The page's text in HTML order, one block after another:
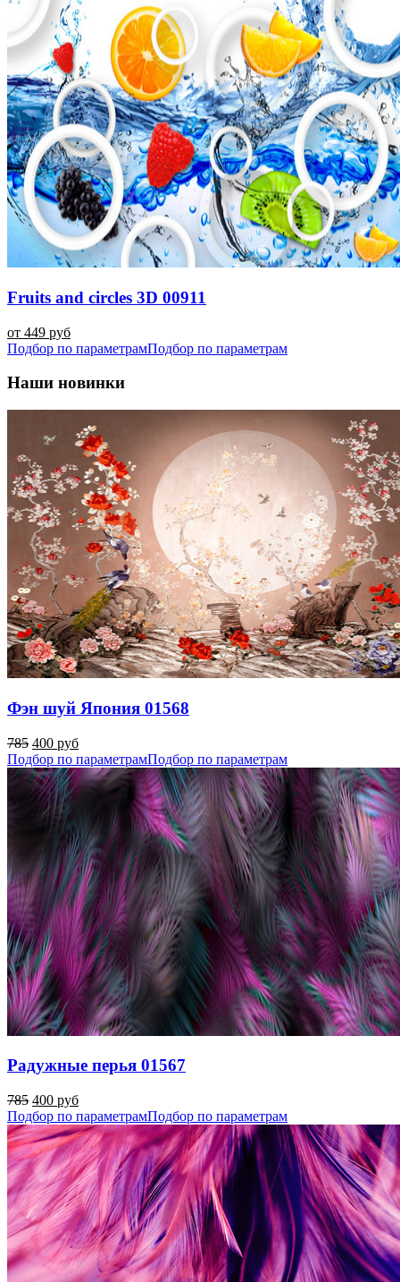
Fruits and circles 3D 00911
от 449 руб
Подбор по параметрамПодбор по параметрам
Наши новинки
Фэн шуй Япония 01568
785 400 руб
Подбор по параметрамПодбор по параметрам
Радужные перья 01567
785 400 руб
Подбор по параметрамПодбор по параметрам